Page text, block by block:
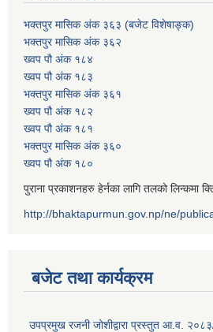
भक्तपुर मासिक अंक ३६३ (बजेट विशेषाङ्क)
भक्तपुर मासिक अंक ३६२
ख्वप पौ अंक १८४
ख्वप पौ अंक १८३
भक्तपुर मासिक अंक ३६१
ख्वप पौ अंक १८२
ख्वप पौ अंक १८१
भक्तपुर मासिक अंक ३६०
ख्वप पौ अंक १८०
पुराना प्रकाशनहरु हेर्नका लागि तलको लिन्कमा
http://bhaktapurmun.gov.np/ne/
बजेट तथा कार्यक्रम
उपप्रमुख रजनी जोशीद्वारा प्रस्तुत आ.व.